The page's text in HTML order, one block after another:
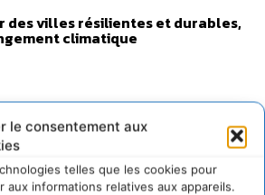
le consentement aux
telles que les cookies pour
aux informations relatives aux appareils.
des villes résilientes et durables,
climatique